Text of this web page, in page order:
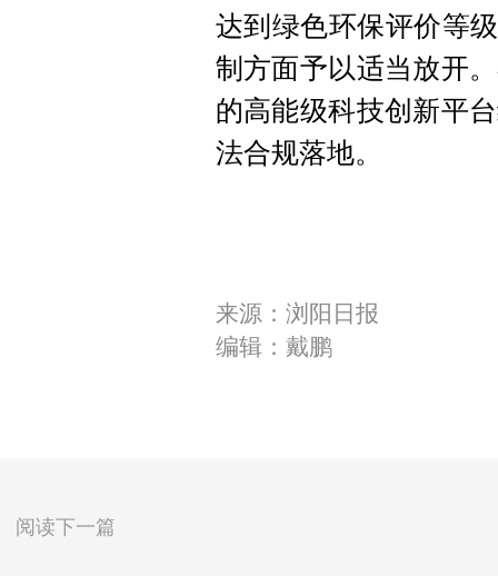
达到绿色环保评价等
制方面予以适当放开
的高能级科技创新平
法合规落地。
来源：浏阳日报
编辑：戴鹏
阅读下一篇